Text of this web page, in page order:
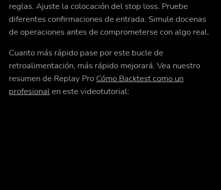
reglas. Ajuste la colocación del stop loss. Pruebe
diferentes confirmaciones de entrada. Simule docenas
de operaciones antes de comprometerse con algo real.
Cuanto más rápido pase por este bucle de
retroalimentación, más rápido mejorará. Vea nuestro
resumen de Replay Pro Cómo Backtest como un
profesionalen este videotutorial: